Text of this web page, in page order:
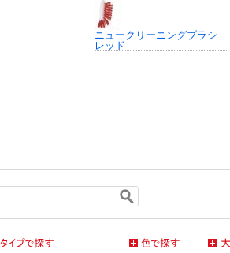
ニュークリーニングブラシ
レッド